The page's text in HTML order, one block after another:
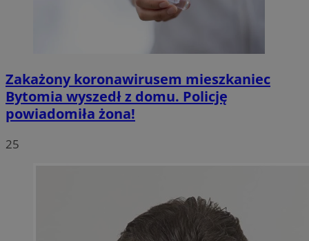
Zakażony koronawirusem mieszkaniec
Bytomia wyszedł z domu. Policję
powiadomiła żona!
25